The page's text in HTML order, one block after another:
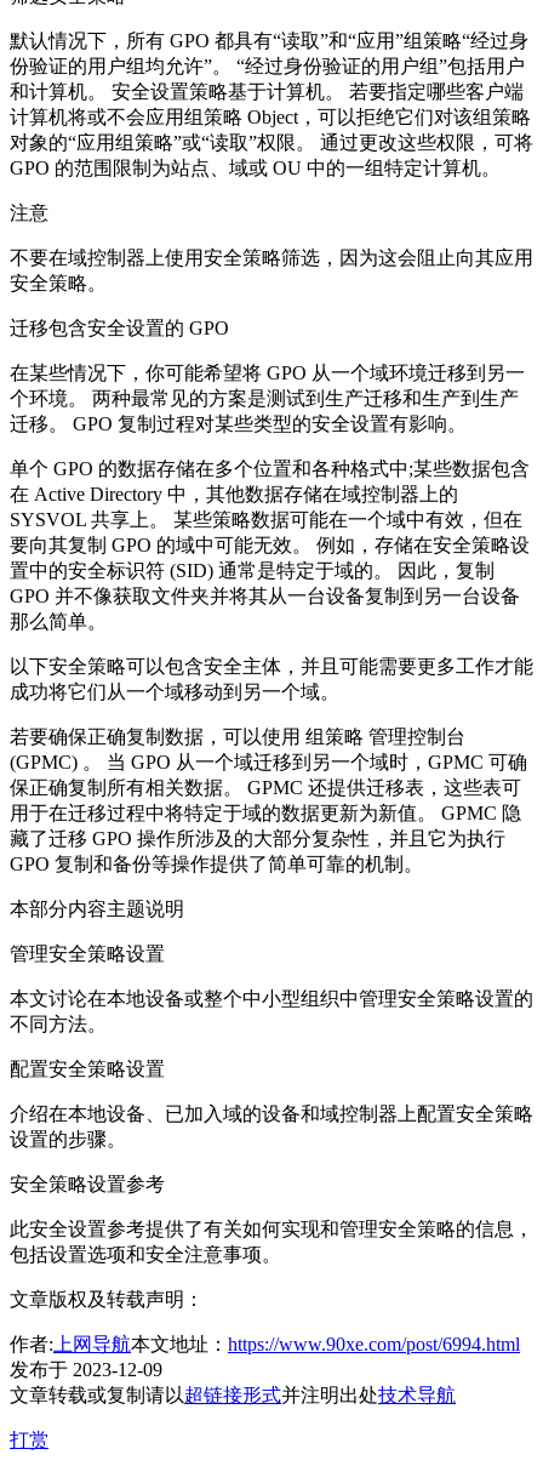
默认情况下，所有 GPO 都具有“读取”和“应用”组策略“经过身
份验证的用户组均允许”。 “经过身份验证的用户组”包括用户
和计算机。 安全设置策略基于计算机。 若要指定哪些客户端
计算机将或不会应用组策略 Object，可以拒绝它们对该组策略
对象的“应用组策略”或“读取”权限。 通过更改这些权限，可将
GPO 的范围限制为站点、域或 OU 中的一组特定计算机。
注意
不要在域控制器上使用安全策略筛选，因为这会阻止向其应用
安全策略。
迁移包含安全设置的 GPO
在某些情况下，你可能希望将 GPO 从一个域环境迁移到另一
个环境。 两种最常见的方案是测试到生产迁移和生产到生产
迁移。 GPO 复制过程对某些类型的安全设置有影响。
单个 GPO 的数据存储在多个位置和各种格式中;某些数据包含
在 Active Directory 中，其他数据存储在域控制器上的
SYSVOL 共享上。 某些策略数据可能在一个域中有效，但在
要向其复制 GPO 的域中可能无效。 例如，存储在安全策略设
置中的安全标识符 (SID) 通常是特定于域的。 因此，复制
GPO 并不像获取文件夹并将其从一台设备复制到另一台设备
那么简单。
以下安全策略可以包含安全主体，并且可能需要更多工作才能
成功将它们从一个域移动到另一个域。
若要确保正确复制数据，可以使用 组策略 管理控制台
(GPMC) 。 当 GPO 从一个域迁移到另一个域时，GPMC 可确
保正确复制所有相关数据。 GPMC 还提供迁移表，这些表可
用于在迁移过程中将特定于域的数据更新为新值。 GPMC 隐
藏了迁移 GPO 操作所涉及的大部分复杂性，并且它为执行
GPO 复制和备份等操作提供了简单可靠的机制。
本部分内容主题说明
管理安全策略设置
本文讨论在本地设备或整个中小型组织中管理安全策略设置的
不同方法。
配置安全策略设置
介绍在本地设备、已加入域的设备和域控制器上配置安全策略
设置的步骤。
安全策略设置参考
此安全设置参考提供了有关如何实现和管理安全策略的信息，
包括设置选项和安全注意事项。
文章版权及转载声明：
作者: 上网导航本文地址： https://www.90xe.com/post/6994.html
发布于 2023-12-09
文章转载或复制请以超链接形式并注明出处技术导航
打赏